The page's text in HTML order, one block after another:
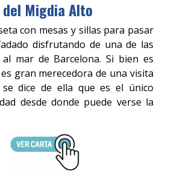
con mesas y sillas para pasar
disfrutando de una de las
mar de Barcelona. Si bien es
gran merecedora de una visita
dice de ella que es el único
desde donde puede verse la